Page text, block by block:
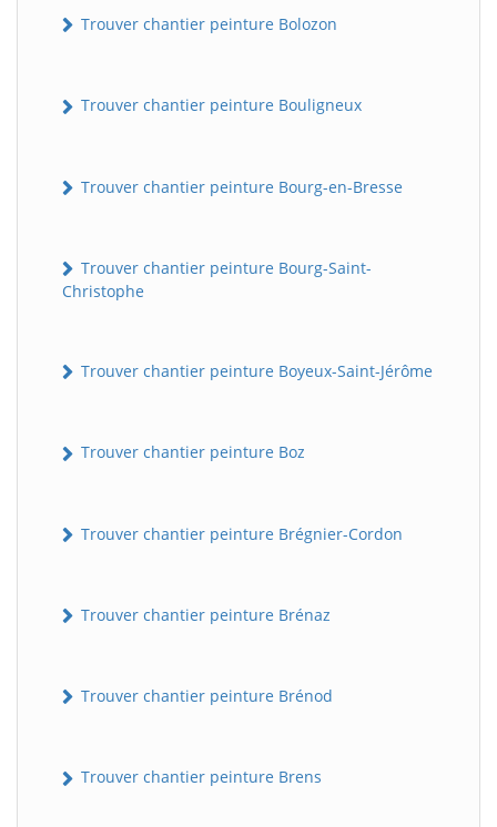
Trouver chantier peinture Bolozon
Trouver chantier peinture Bouligneux
Trouver chantier peinture Bourg-en-Bresse
Trouver chantier peinture Bourg-Saint-
Christophe
Trouver chantier peinture Boyeux-Saint-Jérôme
Trouver chantier peinture Boz
Trouver chantier peinture Brégnier-Cordon
Trouver chantier peinture Brénaz
Trouver chantier peinture Brénod
Trouver chantier peinture Brens